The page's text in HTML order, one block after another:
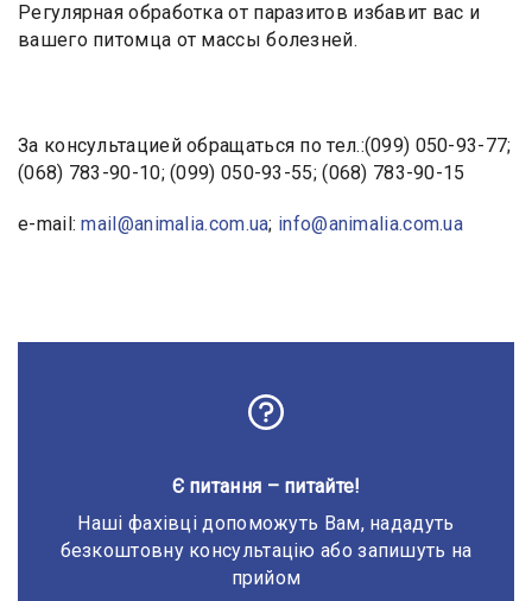
Регулярная обработка от паразитов избавит вас и
вашего питомца от массы болезней.
За консультацией обращаться по тел.:(099) 050-93-77;
(068) 783-90-10; (099) 050-93-55; (068) 783-90-15
e-mail:mail@animalia.com.ua; info@animalia.com.ua
Є питання – питайте!
Наші фахівці допоможуть Вам, нададуть
безкоштовну консультацію або запишуть на
прийом